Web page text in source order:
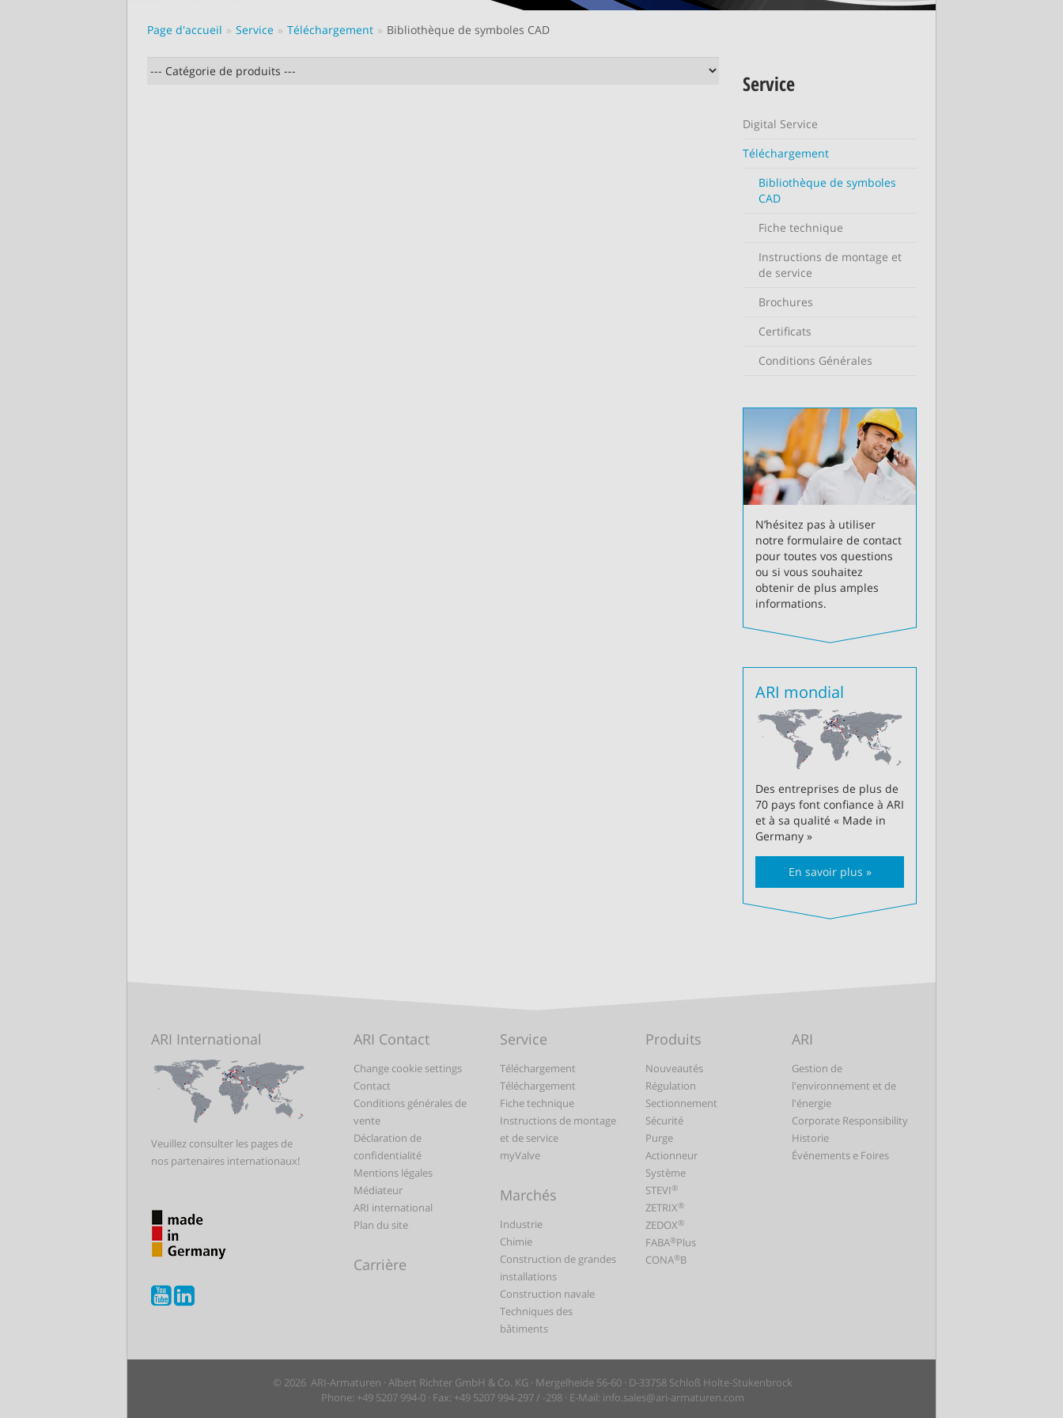
Page d'accueil Service Téléchargement Bibliothèque de symboles CAD
Service
Digital Service
Téléchargement
Bibliothèque de symboles
CAD
Fiche technique
Instructions de montage et
de service
Brochures
Certificats
Conditions Générales
N’hésitez pas à utiliser
notre formulaire de contact
pour toutes vos questions
ou si vous souhaitez
obtenir de plus amples
informations.
ARI mondial
Des entreprises de plus de
70 pays font confiance à ARI
et à sa qualité « Made in
Germany »
En savoir plus »
ARI International
Veuillez consulter les pages de
nos partenaires internationaux!
ARI Contact
Change cookie settings
Contact
Conditions générales de
vente
Déclaration de
confidentialité
Mentions légales
Médiateur
ARI international
Plan du site
Carrière
Service
Téléchargement
Téléchargement
Fiche technique
Instructions de montage
et de service
myValve
Marchés
Industrie
Chimie
Construction de grandes
installations
Construction navale
Techniques des
bâtiments
Produits
Nouveautés
Régulation
Sectionnement
Sécurité
Purge
Actionneur
Système
STEVI®
ZETRIX®
ZEDOX®
FABA®Plus
CONA®B
ARI
Gestion de
l'environnement et de
l'énergie
Corporate Responsibility
Historie
Événements e Foires
© 2026 ARI-Armaturen · Albert Richter GmbH & Co. KG · Mergelheide 56-60 · D-33758 Schloß Holte-Stukenbrock
Phone: +49 5207 994-0 · Fax: +49 5207 994-297 / -298 · E-Mail: info.sales@ari-armaturen.com